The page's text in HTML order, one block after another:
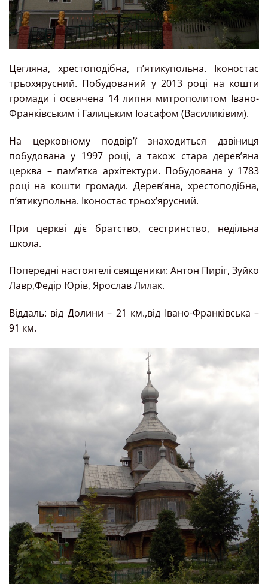
Цегляна, хрестоподібна, п’ятикупольна. Іконостас
трьохярусний. Побудований у 2013 році на кошти
громади і освячена 14 липня митрополитом Івано-
Франківським і Галицьким Іоасафом (Василиківим).
На церковному подвір’ї знаходиться дзвіниця
побудована у 1997 році, а також стара дерев’яна
церква – пам’ятка архітектури. Побудована у 1783
році на кошти громади. Дерев’яна, хрестоподібна,
п’ятикупольна. Іконостас трьох’ярусний.
При церкві діє братство, сестринство, недільна
школа.
Попередні настоятелі священики: Антон Пиріг, Зуйко
Лавр,Федір Юрів, Ярослав Лилак.
Віддаль: від Долини – 21 км.,від Івано-Франківська –
91 км.